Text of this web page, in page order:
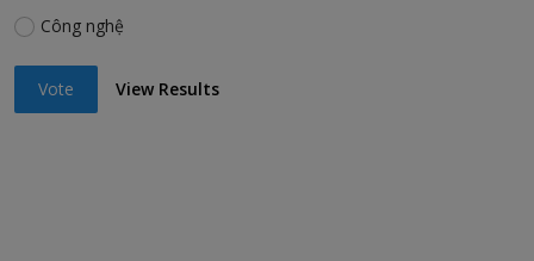
Công nghệ
Vote View Results